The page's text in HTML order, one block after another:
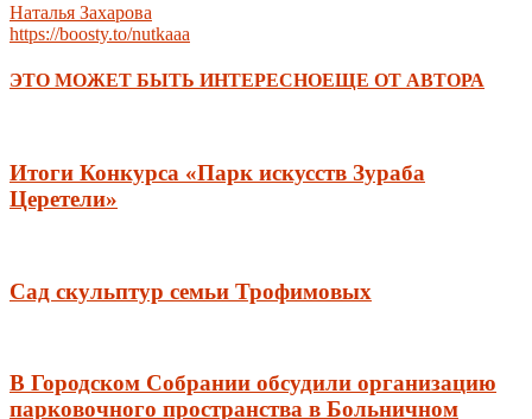
Наталья Захарова
https://boosty.to/nutkaaa
ЭТО МОЖЕТ БЫТЬ ИНТЕРЕСНОЕЩЕ ОТ АВТОРА
Итоги Конкурса «Парк искусств Зураба
Церетели»
Сад скульптур семьи Трофимовых
В Городском Собрании обсудили организацию
парковочного пространства в Больничном